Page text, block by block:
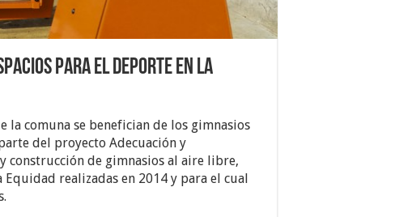
para el deporte en la
la comuna se benefician de los gimnasios
del proyecto Adecuación y
construcción de gimnasios al aire libre,
realizadas en 2014 y para el cual